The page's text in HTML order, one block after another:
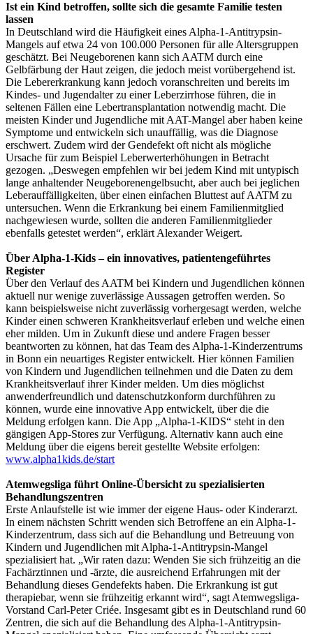
Ist ein Kind betroffen, sollte sich die gesamte Familie testen
lassen
In Deutschland wird die Häufigkeit eines Alpha-1-Antitrypsin-
Mangels auf etwa 24 von 100.000 Personen für alle Altersgruppen
geschätzt. Bei Neugeborenen kann sich AATM durch eine
Gelbfärbung der Haut zeigen, die jedoch meist vorübergehend ist.
Die Lebererkrankung kann jedoch voranschreiten und bereits im
Kindes- und Jugendalter zu einer Leberzirrhose führen, die in
seltenen Fällen eine Lebertransplantation notwendig macht. Die
meisten Kinder und Jugendliche mit AAT-Mangel aber haben keine
Symptome und entwickeln sich unauffällig, was die Diagnose
erschwert. Zudem wird der Gendefekt oft nicht als mögliche
Ursache für zum Beispiel Leberwerterhöhungen in Betracht
gezogen. „Deswegen empfehlen wir bei jedem Kind mit untypisch
lange anhaltender Neugeborenengelbsucht, aber auch bei jeglichen
Leberauffälligkeiten, über einen einfachen Bluttest auf AATM zu
untersuchen. Wenn die Erkrankung bei einem Familienmitglied
nachgewiesen wurde, sollten die anderen Familienmitglieder
ebenfalls getestet werden“, erklärt Alexander Weigert.
Über Alpha-1-Kids – ein innovatives, patientengeführtes
Register
Über den Verlauf des AATM bei Kindern und Jugendlichen können
aktuell nur wenige zuverlässige Aussagen getroffen werden. So
kann beispielsweise nicht zuverlässig vorhergesagt werden, welche
Kinder einen schweren Krankheitsverlauf erleben und welche einen
eher milden. Um in Zukunft diese und andere Fragen besser
beantworten zu können, hat das Team des Alpha-1-Kinderzentrums
in Bonn ein neuartiges Register entwickelt. Hier können Familien
von Kindern und Jugendlichen teilnehmen und die Daten zu dem
Krankheitsverlauf ihrer Kinder melden. Um dies möglichst
anwenderfreundlich und datenschutzkonform durchführen zu
können, wurde eine innovative App entwickelt, über die die
Meldung erfolgen kann. Die App „Alpha-1-KIDS“ steht in den
gängigen App-Stores zur Verfügung. Alternativ kann auch eine
Meldung über die eigens bereit gestellte Website erfolgen:
www.alpha1kids.de/start
Atemwegsliga führt Online-Übersicht zu spezialisierten
Behandlungszentren
Erste Anlaufstelle ist wie immer der eigene Haus- oder Kinderarzt.
In einem nächsten Schritt wenden sich Betroffene an ein Alpha-1-
Kinderzentrum, dass sich auf die Behandlung und Betreuung von
Kindern und Jugendlichen mit Alpha-1-Antitrypsin-Mangel
spezialisiert hat. „Wir raten dazu: Wenden Sie sich frühzeitig an die
Fachärztinnen und -ärzte, die ausreichend Erfahrungen mit der
Behandlung dieses Gendefekts haben. Die Erkrankung ist gut
therapiebar, wenn sie frühzeitig erkannt wird“, sagt Atemwegsliga-
Vorstand Carl-Peter Criée. Insgesamt gibt es in Deutschland rund 60
Zentren, die sich auf die Behandlung des Alpha-1-Antitrypsin-